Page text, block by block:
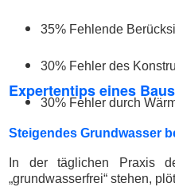
Expertentips eines
35% Fehlende
30% Fehler des
30% Fehler durch
Steigendes Grundwasser
In der täglichen Praxis
„grundwasserfrei“ stehen,